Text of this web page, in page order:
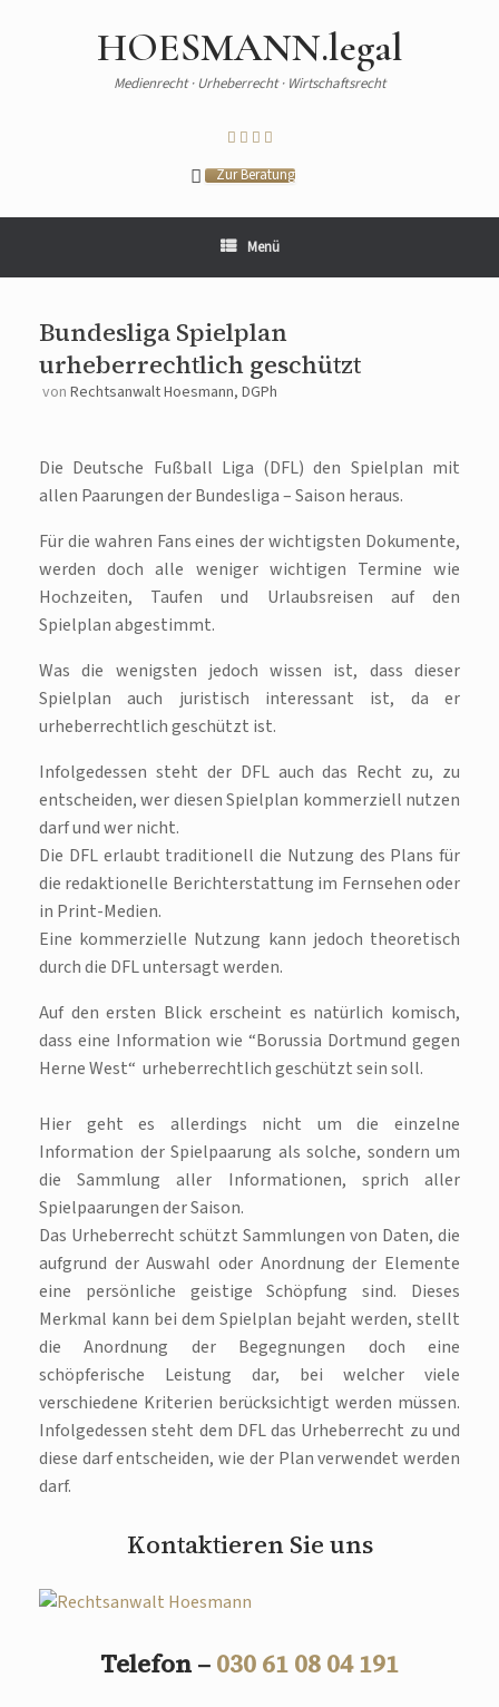
HOESMANN.legal
Medienrecht · Urheberrecht · Wirtschaftsrecht
Zur Beratung
Menü
Bundesliga Spielplan
urheberrechtlich geschützt
von Rechtsanwalt Hoesmann, DGPh
Die Deutsche Fußball Liga (DFL) den Spielplan mit
allen Paarungen der Bundesliga – Saison heraus.
Für die wahren Fans eines der wichtigsten Dokumente,
werden doch alle weniger wichtigen Termine wie
Hochzeiten, Taufen und Urlaubsreisen auf den
Spielplan abgestimmt.
Was die wenigsten jedoch wissen ist, dass dieser
Spielplan auch juristisch interessant ist, da er
urheberrechtlich geschützt ist.
Infolgedessen steht der DFL auch das Recht zu, zu
entscheiden, wer diesen Spielplan kommerziell nutzen
darf und wer nicht.
Die DFL erlaubt traditionell die Nutzung des Plans für
die redaktionelle Berichterstattung im Fernsehen oder
in Print-Medien.
Eine kommerzielle Nutzung kann jedoch theoretisch
durch die DFL untersagt werden.
Auf den ersten Blick erscheint es natürlich komisch,
dass eine Information wie “Borussia Dortmund gegen
Herne West“ urheberrechtlich geschützt sein soll.
Hier geht es allerdings nicht um die einzelne
Information der Spielpaarung als solche, sondern um
die Sammlung aller Informationen, sprich aller
Spielpaarungen der Saison.
Das Urheberrecht schützt Sammlungen von Daten, die
aufgrund der Auswahl oder Anordnung der Elemente
eine persönliche geistige Schöpfung sind. Dieses
Merkmal kann bei dem Spielplan bejaht werden, stellt
die Anordnung der Begegnungen doch eine
schöpferische Leistung dar, bei welcher viele
verschiedene Kriterien berücksichtigt werden müssen.
Infolgedessen steht dem DFL das Urheberrecht zu und
diese darf entscheiden, wie der Plan verwendet werden
darf.
Kontaktieren Sie uns
Telefon – 030 61 08 04 191